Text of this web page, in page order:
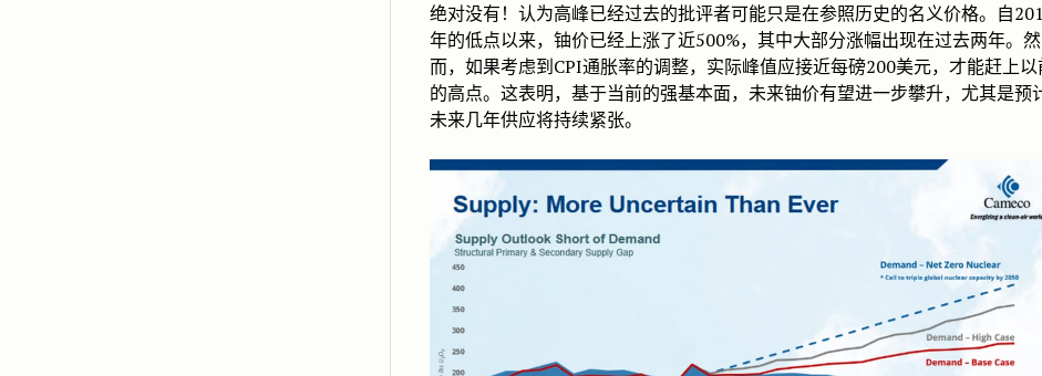
绝对没有！认为高峰已经过去的批评者可能只是在参照历史的名义价格。自
年的低点以来，铀价已经上涨了近500%，其中大部分涨幅出现在过去两年。然
而，如果考虑到CPI通胀率的调整，实际峰值应接近每磅200美元，才能赶上以
的高点。这表明，基于当前的强基本面，未来铀价有望进一步攀升，尤其是预
未来几年供应将持续紧张。